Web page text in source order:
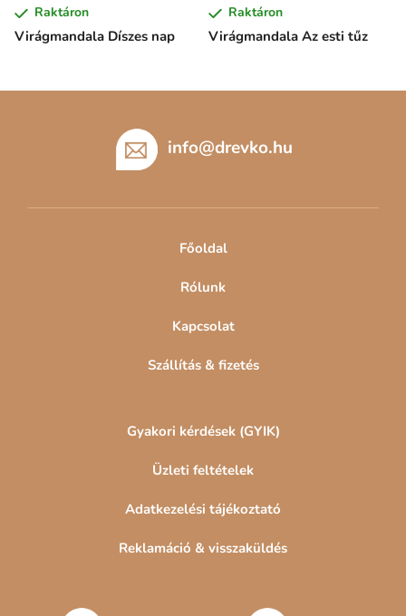
Virágmandala Díszes nap
Raktáron
Virágmandala Az esti tűz
Raktáron
info@drevko.hu
Főoldal
Rólunk
Kapcsolat
Szállítás & fizetés
Gyakori kérdések (GYIK)
Üzleti feltételek
Adatkezelési tájékoztató
Reklamáció & visszaküldés